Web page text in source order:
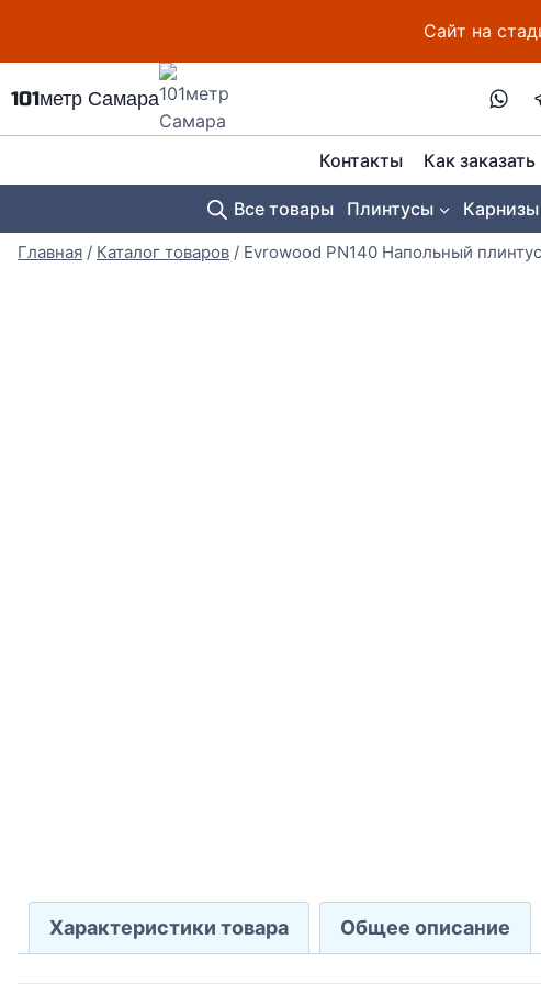
содержимому
Сайт на
101метр Самара
Контакты Как заказать
Все товары Плинтусы Карнизы
Главная / Каталог товаров / Evrowood PN140 Напольный
Характеристики товара Общее описание